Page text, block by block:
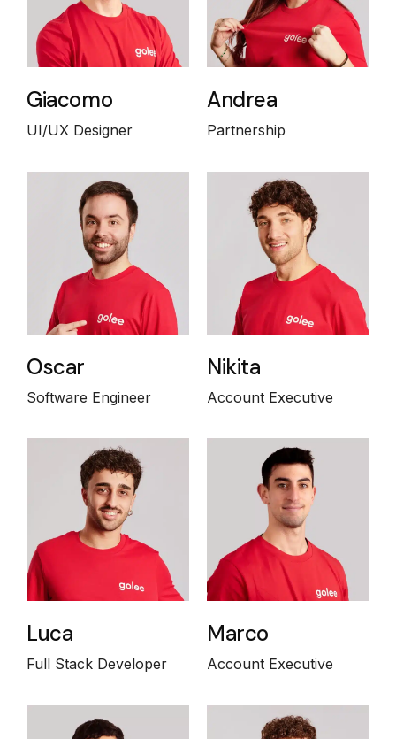
Giacomo
UI/UX Designer
Andrea
Partnership
Oscar
Software Engineer
Nikita
Account Executive
Luca
Full Stack Developer
Marco
Account Executive